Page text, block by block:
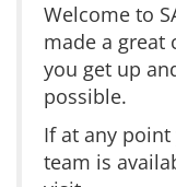
Welcome to
made a great
you get up
possible.
If at any
team is